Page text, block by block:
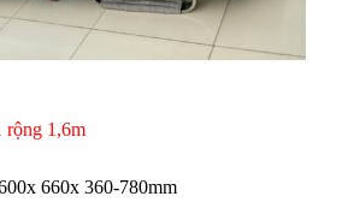
rộng 1,6m
660x 360-780mm